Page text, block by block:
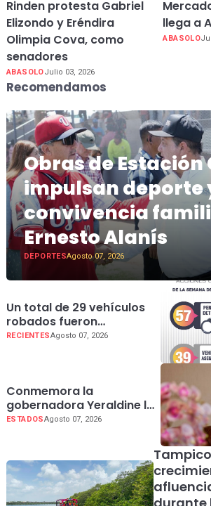
Rinden protesta Gabriel
Elizondo y Eréndira
Olimpia Cova, como
senadores
ABASOLOJulio 03, 2026
llega a
ABASOLO
Recomendamos
Obras de
impulsan deporte
convivencia
Ernesto Alanís
DEPORTESAgosto 07, 2026
Un total de 29 vehículos
robados fueron
recuperados en Sinaloa
RECIENTESAgosto 07, 2026
Conmemora la
gobernadora Yeraldine la
Semana Mundial de la
ESTADOSAgosto 07, 2026